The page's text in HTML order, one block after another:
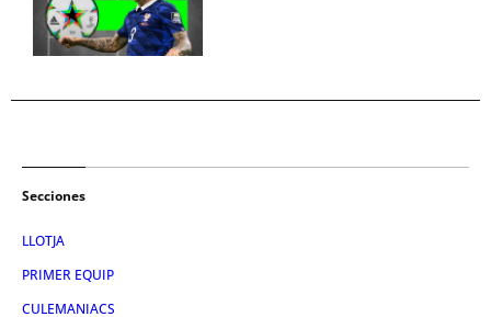
Secciones
LLOTJA
PRIMER EQUIP
CULEMANIACS